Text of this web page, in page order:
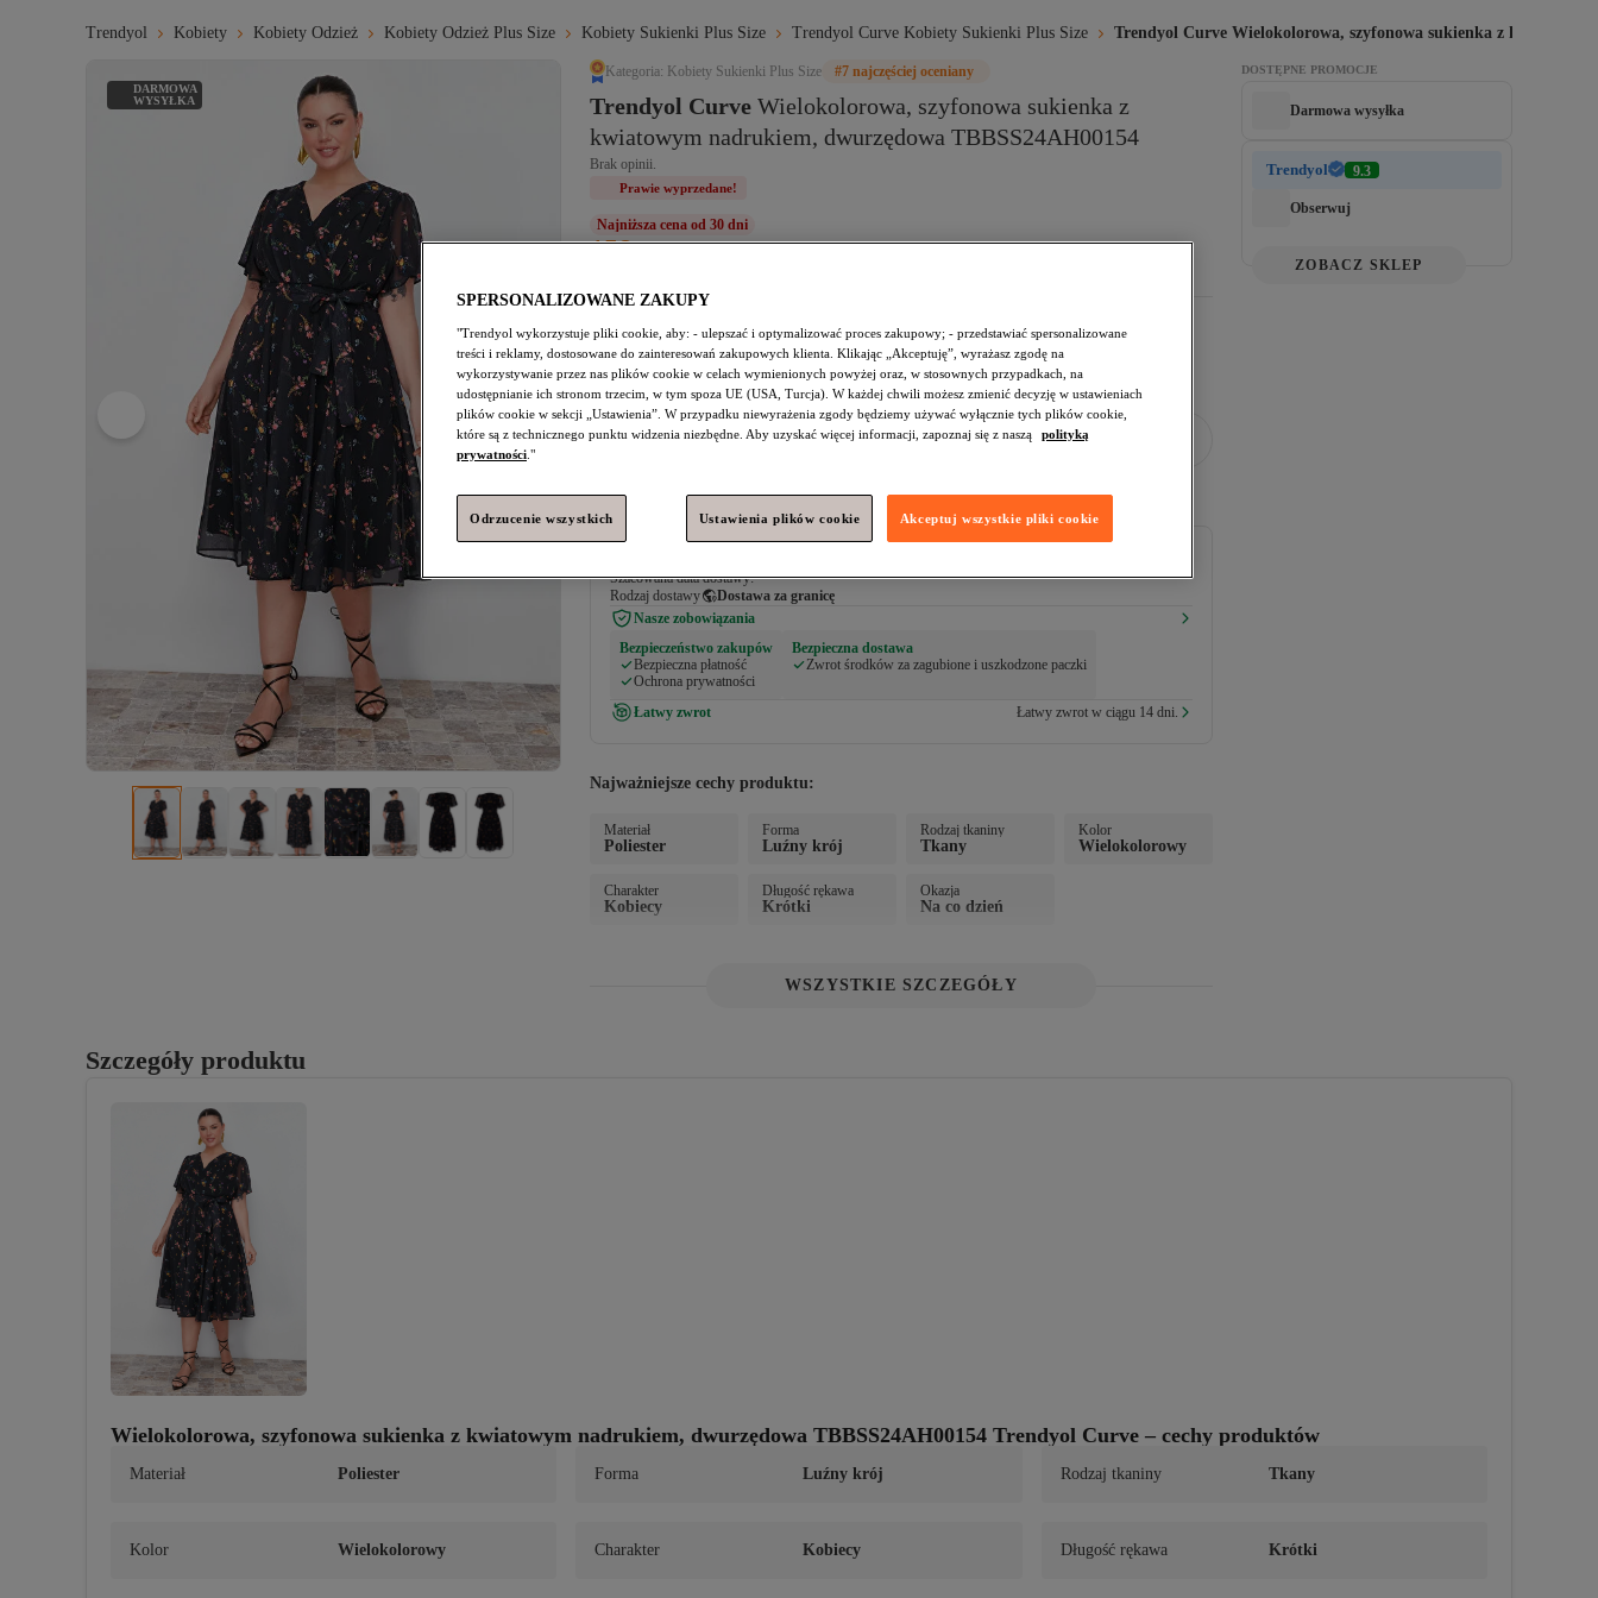
Trendyol Kobiety Kobiety Odzież Kobiety Odzież Plus Size Kobiety Sukienki Plus Size Trendyol Curve Kobiety Sukienki Plus Size Trendyol Curve Wielokolorowa, szyfonowa sukienka z
DARMOWA
WYSYŁKA
Kategoria: Kobiety Sukienki Plus Size #7 najczęściej oceniany
Trendyol Curve Wielokolorowa, szyfonowa sukienka z
kwiatowym nadrukiem, dwurzędowa TBBSS24AH00154
Brak opinii.
Prawie wyprzedane!
Najniższa cena od 30 dni
158,58zł
Rozmiar: 52 Przewodnik po rozmiarach
42 44 46 48 50 52 54
Dodaj do koszyka
Szacowana data dostawy:
Rodzaj dostawy
Dostawa za granicę
Nasze zobowiązania
Bezpieczeństwo zakupów
Bezpieczna płatność
Ochrona prywatności
Bezpieczna dostawa
Zwrot środków za zagubione i uszkodzone paczki
Łatwy zwrot Łatwy zwrot w ciągu 14 dni.
Najważniejsze cechy produktu:
Materiał
Poliester
Forma
Luźny krój
Rodzaj tkaniny
Tkany
Kolor
Wielokolorowy
Charakter
Kobiecy
Długość rękawa
Krótki
Okazja
Na co dzień
WSZYSTKIE SZCZEGÓŁY
DOSTĘPNE PROMOCJE
Darmowa wysyłka
Trendyol 9.3
Obserwuj
ZOBACZ SKLEP
Szczegóły produktu
Wielokolorowa, szyfonowa sukienka z kwiatowym nadrukiem, dwurzędowa TBBSS24AH00154 Trendyol Curve – cechy produktów
Materiał Poliester Forma Luźny krój Rodzaj tkaniny Tkany
Kolor Wielokolorowy Charakter Kobiecy Długość rękawa Krótki
SPERSONALIZOWANE ZAKUPY
"Trendyol wykorzystuje pliki cookie, aby: - ulepszać i optymalizować proces zakupowy; - przedstawiać spersonalizowane
treści i reklamy, dostosowane do zainteresowań zakupowych klienta. Klikając „Akceptuję”, wyrażasz zgodę na
wykorzystywanie przez nas plików cookie w celach wymienionych powyżej oraz, w stosownych przypadkach, na
udostępnianie ich stronom trzecim, w tym spoza UE (USA, Turcja). W każdej chwili możesz zmienić decyzję w ustawieniach
plików cookie w sekcji „Ustawienia”. W przypadku niewyrażenia zgody będziemy używać wyłącznie tych plików cookie,
które są z technicznego punktu widzenia niezbędne. Aby uzyskać więcej informacji, zapoznaj się z naszą
polityką
prywatności ."
Odrzucenie wszystkich Ustawienia plików cookie Akceptuj wszystkie pliki cookie